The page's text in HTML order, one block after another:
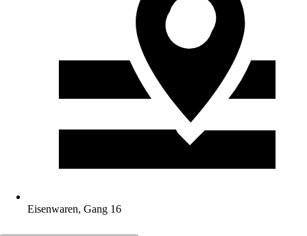
Eisenwaren, Gang 16